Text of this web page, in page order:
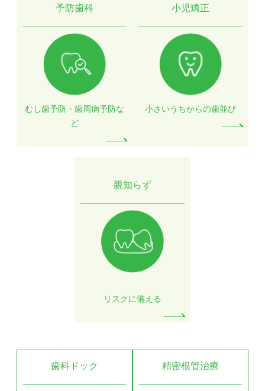
予防歯科
むし歯予防・歯周病予防な
ど
小児矯正
小さいうちからの歯並び
親知らず
リスクに備える
歯科ドック 精密根管治療